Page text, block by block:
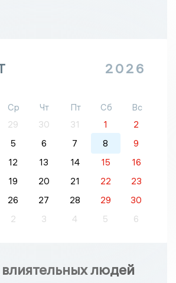
2026
Ср Чт Пт Сб
Вс
29 30 31 1
2
5 6 7 8
9
12 13 14 15
16
19 20 21 22
23
26 27 28 29
30
2 3 4 5 6
людей